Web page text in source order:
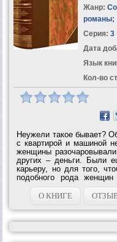
Жанр:
романы;
Серия: 3
Дата
Язык
Кол-во
Неужели такое бывает?
с квартирой и машиной
женщины
других – деньги. Были
карьеру, но для того,
подобного рода
прочим, соседка его
глазами, была...
О КНИГЕ